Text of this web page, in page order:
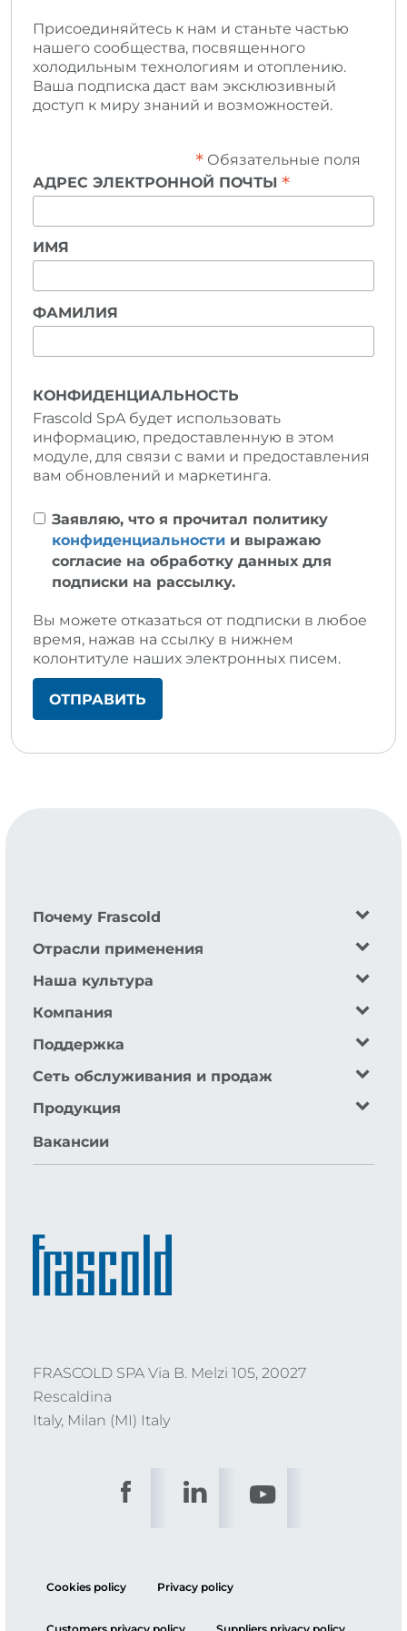
Присоединяйтесь к нам и станьте частью
нашего сообщества, посвященного
холодильным технологиям и отоплению.
Ваша подписка даст вам эксклюзивный
доступ к миру знаний и возможностей.
*Обязательные поля
АДРЕС ЭЛЕКТРОННОЙ ПОЧТЫ *
ИМЯ
ФАМИЛИЯ
КОНФИДЕНЦИАЛЬНОСТЬ
Frascold SpA будет использовать
информацию, предоставленную в этом
модуле, для связи с вами и предоставления
вам обновлений и маркетинга.
Заявляю, что я прочитал политику
конфиденциальности и выражаю
согласие на обработку данных для
подписки на рассылку.
Вы можете отказаться от подписки в любое
время, нажав на ссылку в нижнем
колонтитуле наших электронных писем.
Почему Frascold
Отрасли применения
Наша культура
Компания
Поддержка
Сеть обслуживания и продаж
Продукция
Вакансии
FRASCOLD SPA Via B. Melzi 105, 20027
Rescaldina
Italy, Milan (MI) Italy
Cookies policy Privacy policy